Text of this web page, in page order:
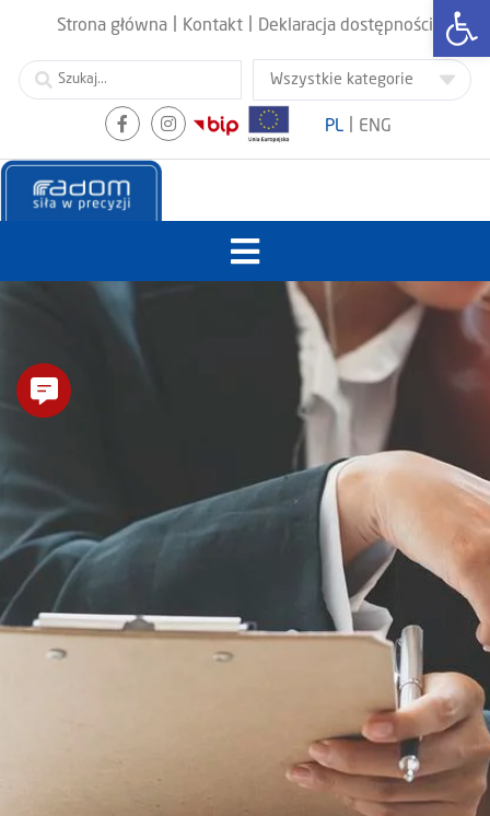
Strona główna Kontakt Deklaracja dostępności
PL ENG